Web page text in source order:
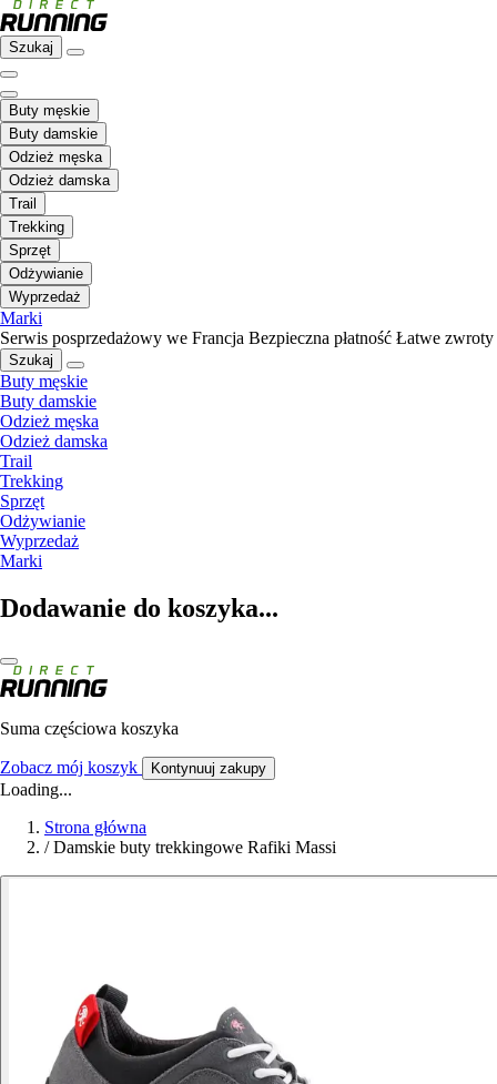
Szukaj
Buty męskie
Buty damskie
Odzież męska
Odzież damska
Trail
Trekking
Sprzęt
Odżywianie
Wyprzedaż
Marki
Serwis posprzedażowy we Francja Bezpieczna płatność Łatwe zwroty
Szukaj
Buty męskie
Buty damskie
Odzież męska
Odzież damska
Trail
Trekking
Sprzęt
Odżywianie
Wyprzedaż
Marki
Dodawanie do koszyka...
Suma częściowa koszyka
Zobacz mój koszyk Kontynuuj zakupy
Loading...
Strona główna
/ Damskie buty trekkingowe Rafiki Massi